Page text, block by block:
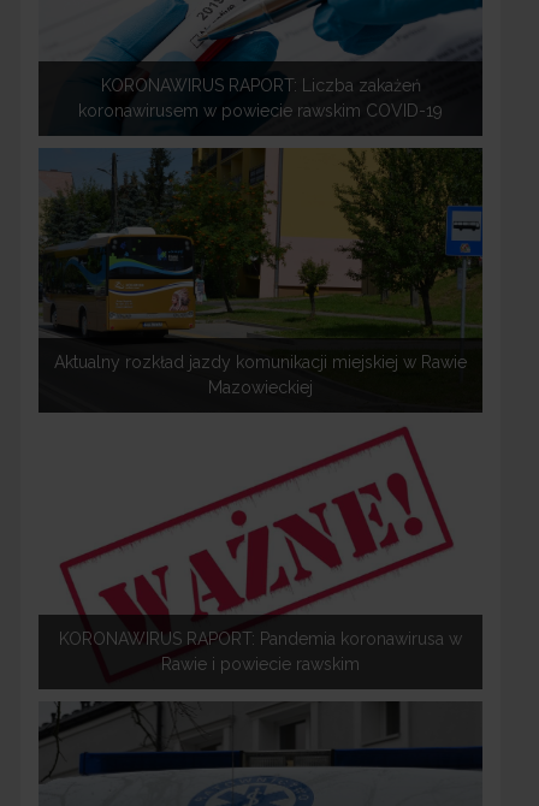
KORONAWIRUS RAPORT: Liczba zakażeń
koronawirusem w powiecie rawskim COVID-19
Aktualny rozkład jazdy komunikacji miejskiej w Rawie
Mazowieckiej
KORONAWIRUS RAPORT: Pandemia koronawirusa w
Rawie i powiecie rawskim